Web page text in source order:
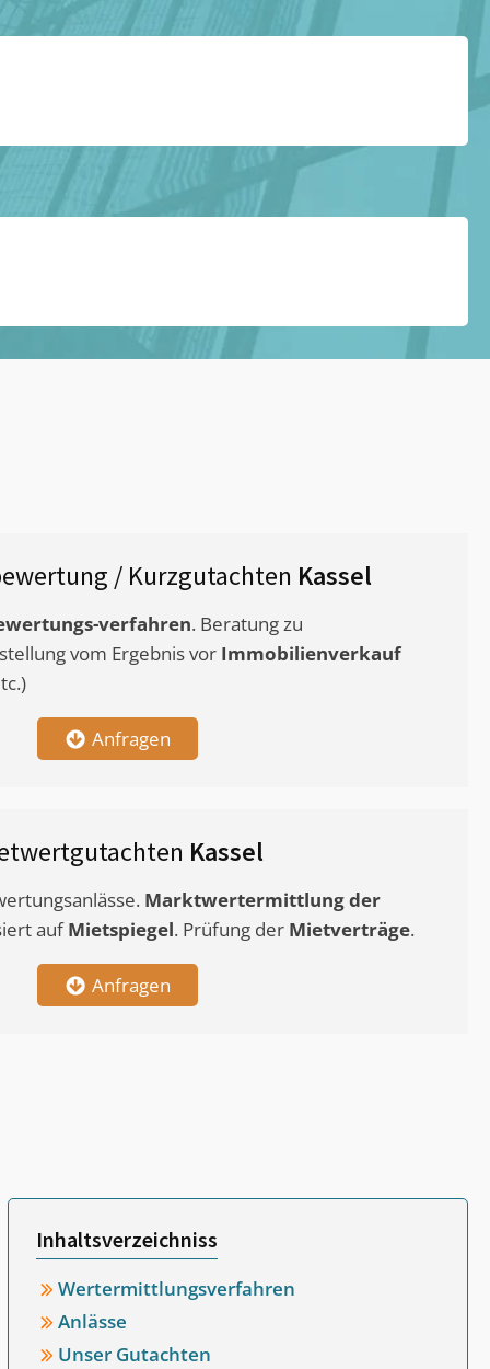
/ Kurzgutachten Kassel
verfahren. Beratung zu
vom Ergebnis vor Immobilienverkauf
Anfragen
Kassel
Marktwertermittlungder
aufMietspiegel. Prüfung der Mietverträge.
Anfragen
Inhaltsverzeichniss
Wertermittlungsverfahren
Anlässe
Unser Gutachten